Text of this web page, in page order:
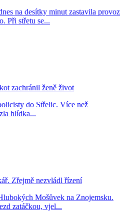
na desítky minut zastavila provoz
Při střetu se...
zachránil ženě život
do Střelic. Více než
hlídka...
Zřejmě nezvládl řízení
Mošůvek na Znojemsku.
zatáčkou, vjel...